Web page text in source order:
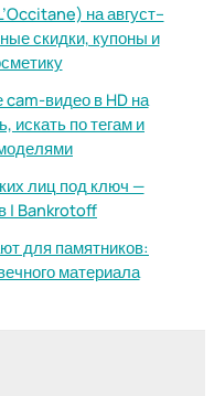
на август–
скидки, купоны и
cam-видео в HD на
искать по тегам и
лиц под ключ —
| Bankrotoff
для памятников:
материала